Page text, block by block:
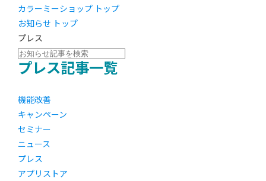
カラーミーショップ トップ
お知らせ トップ
プレス
プレス記事一覧
機能改善
キャンペーン
セミナー
ニュース
プレス
アプリストア